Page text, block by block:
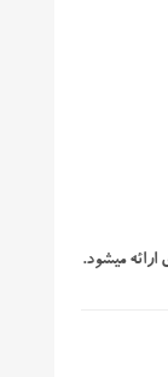
میشود.